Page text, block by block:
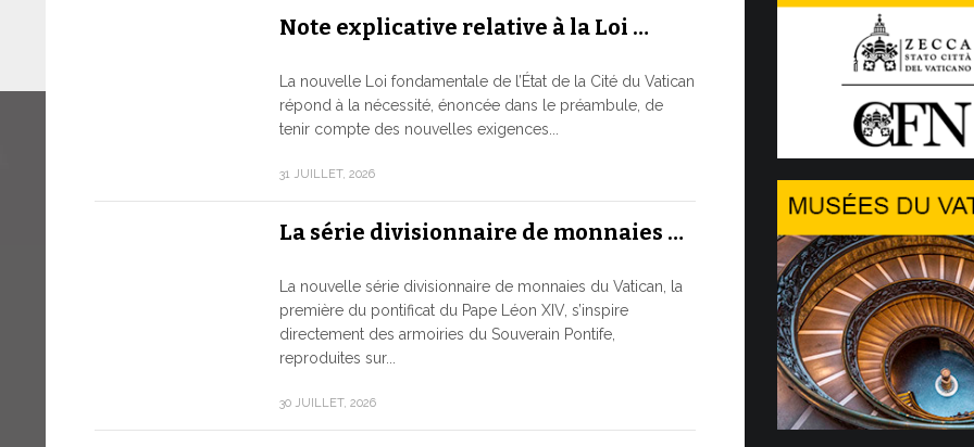
Note explicative relative à la Loi …
La nouvelle Loi fondamentale de l’État de la Cité du Vatican
répond à la nécessité, énoncée dans le préambule, de
tenir compte des nouvelles exigences...
31 JUILLET, 2026
La série divisionnaire de monnaies …
La nouvelle série divisionnaire de monnaies du Vatican, la
première du pontificat du Pape Léon XIV, s’inspire
directement des armoiries du Souverain Pontife,
reproduites sur...
30 JUILLET, 2026
Le
LE
À un
réaffirmé la
13 JUILLET,
Trois
À partir
du Service
10 JUILLET,